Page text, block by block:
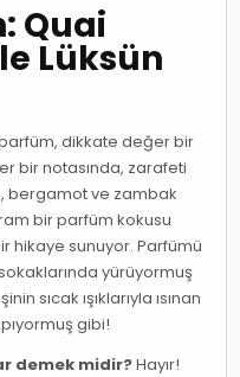
Quai
Lüksün
dikkate değer bir
bir notasında, zarafeti
bergamot ve zambak
bir parfüm kokusu
hikaye sunuyor. Parfümü
yürüyormuş
sıcak ışıklarıyla ısınan
gibi!
demek midir?Hayır!